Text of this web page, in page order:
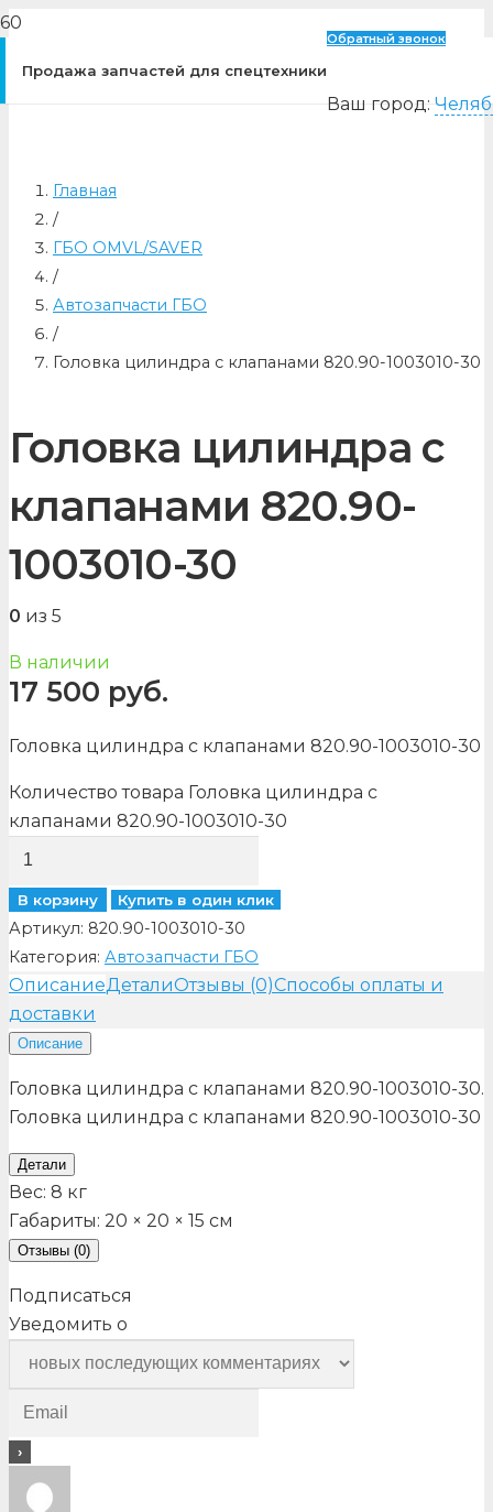
Продажа запчастей для спецтехники
Обратный звонок
Ваш город:
Главная
/
ГБО OMVL/SAVER
/
Автозапчасти ГБО
/
Головка цилиндра с клапанами 820.90-1003010-30
Головка цилиндра с
клапанами 820.90-
1003010-30
0 из 5
В наличии
17 500 руб.
Головка цилиндра с клапанами 820.90-1003010-30
Количество товара Головка цилиндра с
клапанами 820.90-1003010-30
В корзину Купить в один клик
Артикул: 820.90-1003010-30
Категория: Автозапчасти ГБО
ОписаниеДеталиОтзывы (0)Способы оплаты и
доставки
Описание
Головка цилиндра с клапанами 820.90-1003010-30.
Головка цилиндра с клапанами 820.90-1003010-30
Детали
Вес: 8 кг
Габариты: 20 × 20 × 15 см
Отзывы (0)
Подписаться
Уведомить о